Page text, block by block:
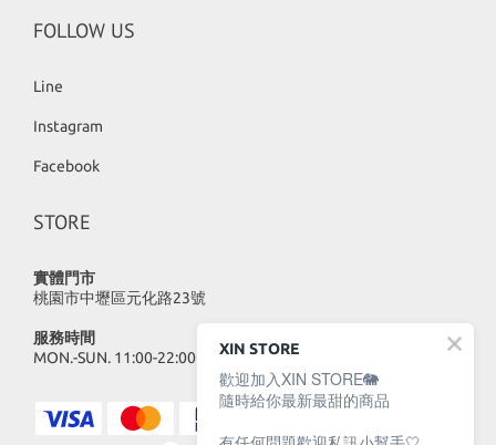
FOLLOW US
Line
Instagram
Facebook
STORE
實體門市
桃園市中壢區元化路23號
服務時間
MON.-SUN. 11:00-22:00
XIN STORE
歡迎加入XIN STORE🐘
隨時給你最新最甜的商品